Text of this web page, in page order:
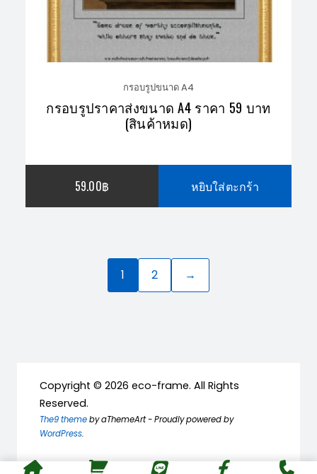
กรอบรูปขนาด A4
กรอบรูปราคาส่งขนาด A4 ราคา 59 บาท
(สินค้าหมด)
59.00฿ หยิบใส่ตะกร้า
1 2 →
Copyright © 2026 eco-frame. All Rights
Reserved.
The9 themeby aThemeArt - Proudly powered by
WordPress.